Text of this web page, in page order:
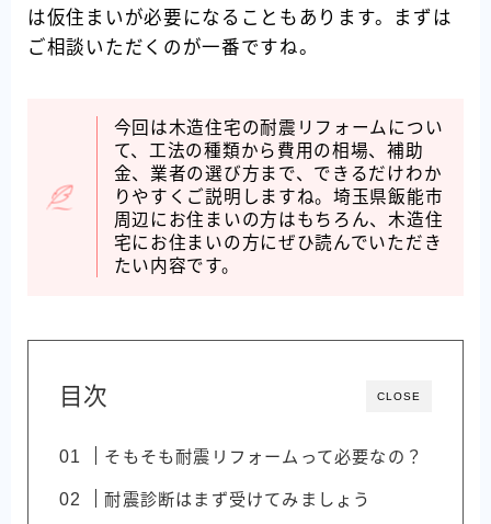
は仮住まいが必要になることもあります。まずは
ご相談いただくのが一番ですね。
今回は木造住宅の耐震リフォームについ
て、工法の種類から費用の相場、補助
金、業者の選び方まで、できるだけわか
りやすくご説明しますね。埼玉県飯能市
周辺にお住まいの方はもちろん、木造住
宅にお住まいの方にぜひ読んでいただき
たい内容です。
CLOSE
目次
そもそも耐震リフォームって必要なの？
耐震診断はまず受けてみましょう